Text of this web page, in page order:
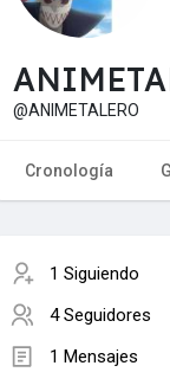
@ANIMETALERO
Cronología
1 Siguiendo
4 Seguidores
1 Mensajes